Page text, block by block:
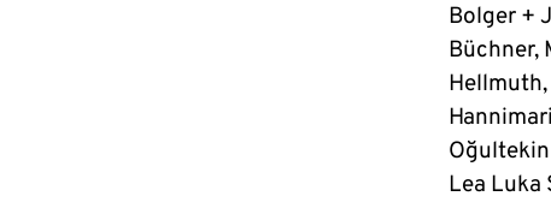
Bolger +
Büchner,
Lea Luka